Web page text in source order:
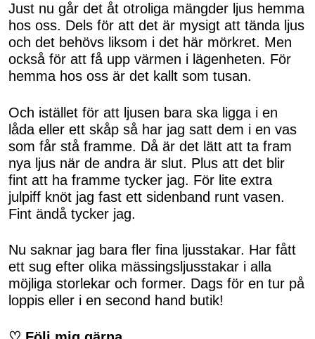
Just nu går det åt otroliga mängder ljus hemma
hos oss. Dels för att det är mysigt att tända ljus
och det behövs liksom i det här mörkret. Men
också för att få upp värmen i lägenheten. För
hemma hos oss är det kallt som tusan.
Och istället för att ljusen bara ska ligga i en
låda eller ett skåp så har jag satt dem i en vas
som får stå framme. Då är det lätt att ta fram
nya ljus när de andra är slut. Plus att det blir
fint att ha framme tycker jag. För lite extra
julpiff knöt jag fast ett sidenband runt vasen.
Fint ändå tycker jag.
Nu saknar jag bara fler fina ljusstakar. Har fått
ett sug efter olika mässingsljusstakar i alla
möjliga storlekar och former. Dags för en tur på
loppis eller i en second hand butik!